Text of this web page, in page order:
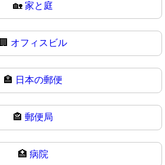
🏡 家と庭
🏢 オフィスビル
🏣 日本の郵便
🏤 郵便局
🏥 病院